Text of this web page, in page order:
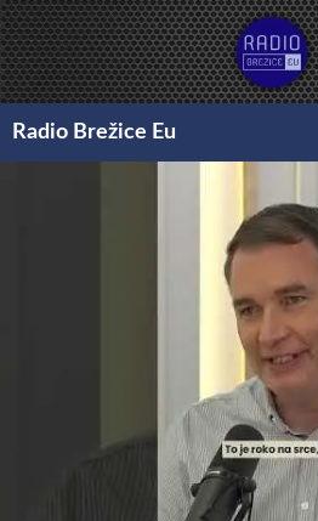
Preskoči
na
vsebino
Radio Brežice Eu